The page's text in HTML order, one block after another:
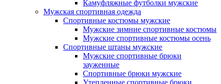
Камуфляжные футболки мужские
Мужская спортивная одежда
Спортивные костюмы мужские
Мужские зимние спортивные костюмы
Мужские спортивные костюмы осень
Спортивные штаны мужские
Мужские спортивные брюки
зауженные
Спортивные брюки мужские
Утепленные спортивные брюки